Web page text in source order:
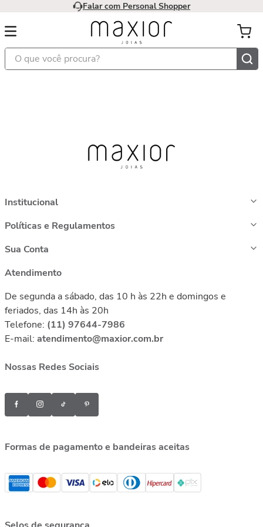
Falar com Personal Shopper
O que você procura?
Institucional
Políticas e Regulamentos
Sua Conta
Atendimento
De segunda a sábado, das 10 h às 22h e domingos e
feriados, das 14h às 20h
Telefone: (11) 97644-7986
E-mail: atendimento@maxior.com.br
Nossas Redes Sociais
Formas de pagamento e bandeiras aceitas